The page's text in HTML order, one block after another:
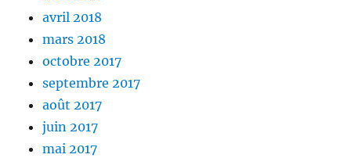
avril 2018
mars 2018
octobre 2017
septembre 2017
août 2017
juin 2017
mai 2017